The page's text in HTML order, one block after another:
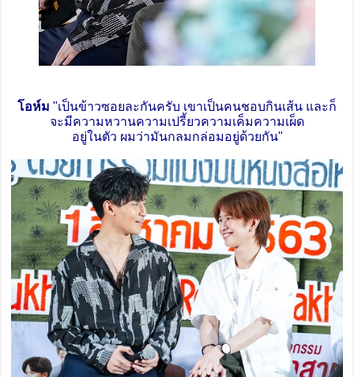
โอห์ม "เป็นข้าวซอยละกันครับ เขาเป็นคนชอบกินเส้น และก็
จะมีความหวานความเปรี้ยวความเค็มความเผ็ด
อยู่ในตัว ผมว่ามันกลมกล่อมอยู่ด้วยกัน"